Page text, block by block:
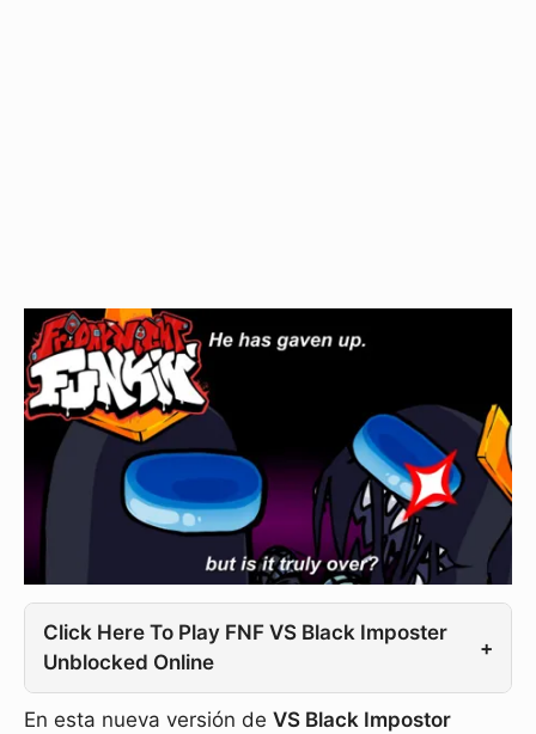
Click Here To Play FNF VS Black Imposter
Unblocked Online
+
En esta nueva versión de VS Black Impostor